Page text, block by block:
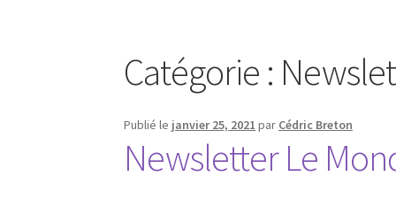
Catégorie :
Publié le janvier 25, 2021 par Cédric Breton
Newsletter Le